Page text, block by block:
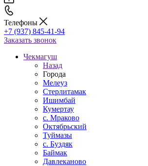
Телефоны
+7 (937) 845-41-94
Заказать звонок
Чекмагуш
Назад
Города
Мелеуз
Стерлитамак
Ишимбай
Кумертау
c. Мраково
Октябрьский
Туймазы
c. Буздяк
Баймак
Давлеканово